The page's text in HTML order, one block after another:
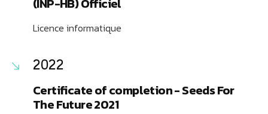
Licence informatique
2022
Certificate of completion - Seeds For
The Future 2021